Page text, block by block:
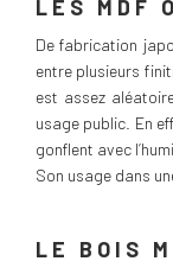
LES MDF
De fabrication
entre plusieurs
est assez
usage public. En
gonflent avec
Son usage dans
LE BOIS